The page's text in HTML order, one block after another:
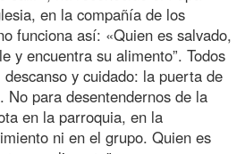
en la compañía de los
funciona así: «Quien es salvado,
y encuentra su alimento”. Todos
y cuidado: la puerta de
No para desentendernos de la
en la parroquia, en la
ni en el grupo. Quien es